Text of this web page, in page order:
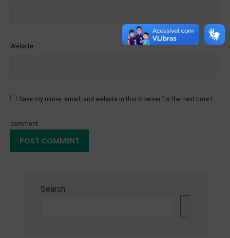
Website
Save my name, email, and website in this browser for the next time I
comment.
Search